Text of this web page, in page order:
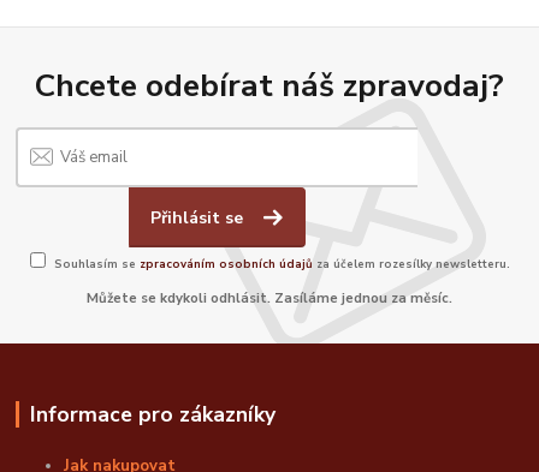
Chcete odebírat náš zpravodaj?
Přihlásit se
Souhlasím se zpracováním osobních údajů za účelem rozesílky newsletteru.
Můžete se kdykoli odhlásit. Zasíláme jednou za měsíc.
Informace pro zákazníky
Jak nakupovat